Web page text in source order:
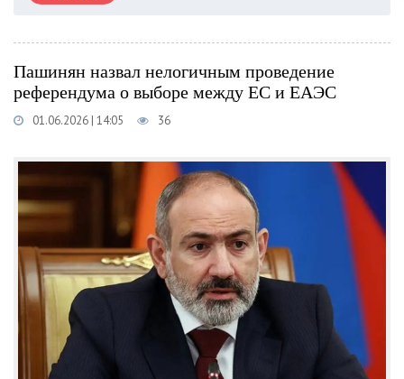
Пашинян назвал нелогичным проведение
референдума о выборе между ЕС и ЕАЭС
01.06.2026 | 14:05 36